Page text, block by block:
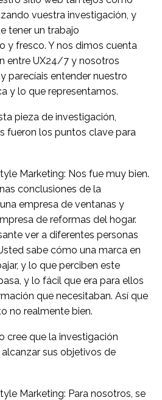
vuestra investigación, y
tener un trabajo
y fresco. Y nos dimos cuenta
entre UX24/7 y nosotros
parecíais entender nuestro
y lo que representamos.
pieza de investigación,
fueron los puntos clave para
Marketing: Nos fue muy bien.
conclusiones de la
empresa de ventanas y
de reformas del hogar.
ver a diferentes personas
sabe cómo una marca en
y lo que perciben este
y lo fácil que era para ellos
que necesitaban. Así que
no realmente bien.
cree que la investigación
sus objetivos de
Marketing: Para nosotros, se